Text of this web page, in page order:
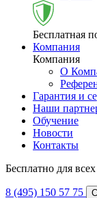
Бесплатная
Компания
Компания
О
Гарантия и
Наши
Обучение
Новости
Контакты
Бесплатно для
8 (495) 150 57 75